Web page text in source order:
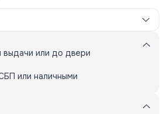
выдачи или до двери
или наличными